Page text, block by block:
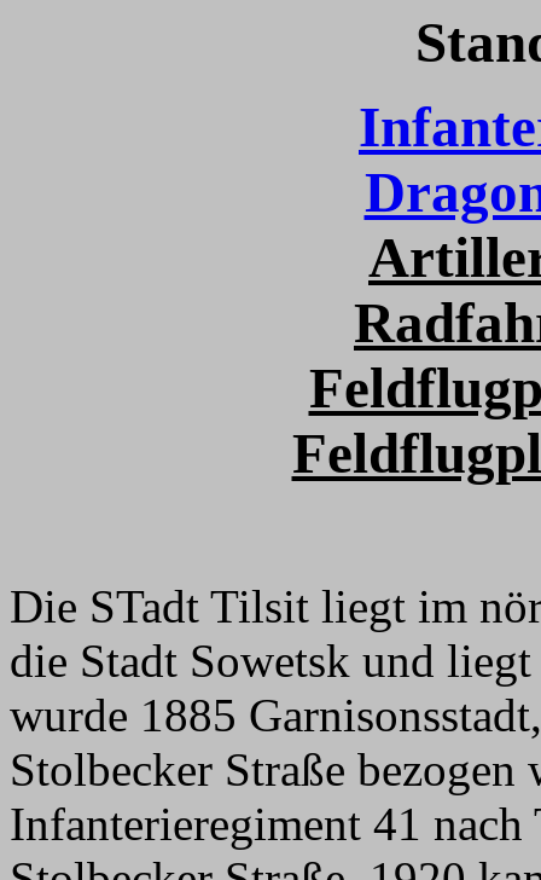
Die STadt Tilsit liegt im
die Stadt Sowetsk und
wurde 1885
Stolbecker Straße bezogen
Infanterieregiment 41